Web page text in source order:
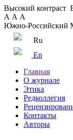
Высокий контраст
А А А
Южно-Российский
Ru
En
Главная
О журнале
Этика
Редколлегия
Контакты
Авторы